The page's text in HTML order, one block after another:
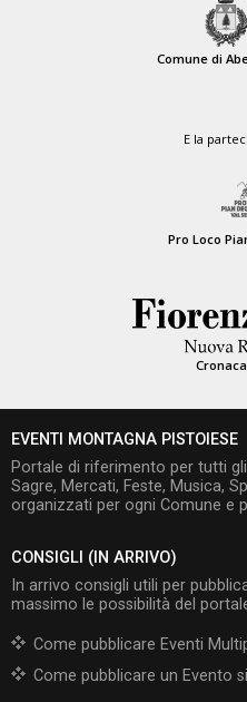
Comune di
E la
Pro Loco
EVENTI MONTAGNA PISTOIESE
Portale di riferimento per tutti
Sagre, Mercati, Feste, Musica,
organizzati per ogni Comune e
CONSIGLI (IN ARRIVO)
In arrivo consigli utili per
massimo le possibilità del
Come pubblicare Eventi
Come pubblicare un Evento